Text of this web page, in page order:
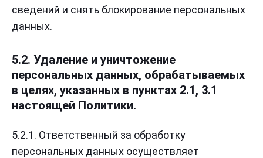
сведений и снять блокирование персональных
данных.
5.2. Удаление и уничтожение
персональных данных, обрабатываемых
в целях, указанных в пунктах 2.1, 3.1
настоящей Политики.
5.2.1. Ответственный за обработку
персональных данных осуществляет